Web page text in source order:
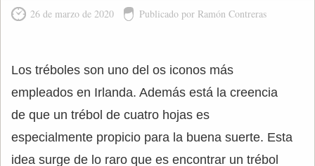
26 de marzo de 2020 Publicado por Ramón Contreras
Los tréboles son uno del os iconos más
empleados en Irlanda. Además está la creencia
de que un trébol de cuatro hojas es
especialmente propicio para la buena suerte. Esta
idea surge de lo raro que es encontrar un trébol